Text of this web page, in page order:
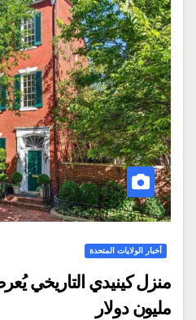
أخبار الولايات المتحدة
مليون دولار